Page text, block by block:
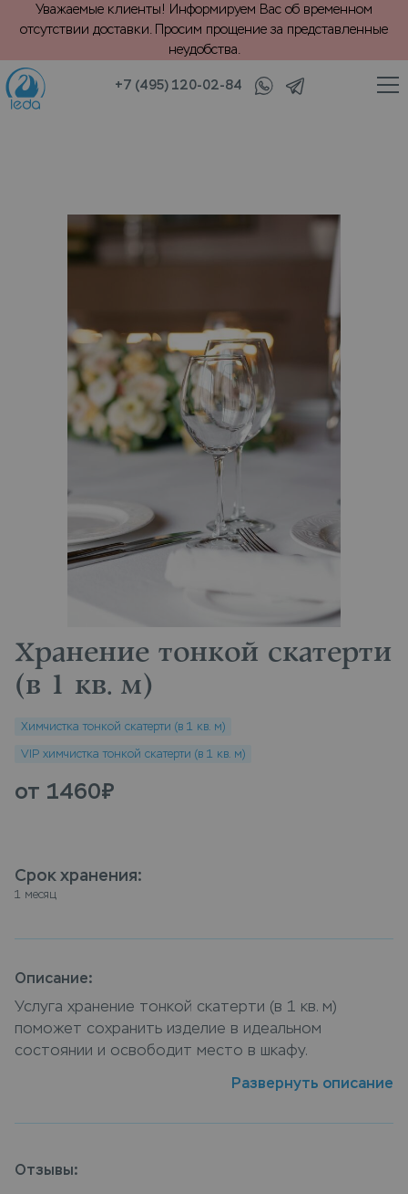
Уважаемые клиенты! Информируем Вас об временном
отсутствии доставки. Просим прощение за представленные
неудобства.
+7 (495) 120-02-84
текстиль
Хранение тонкой скатерти
(в 1 кв. м)
Химчистка тонкой скатерти (в 1 кв. м)
VIP химчистка тонкой скатерти (в 1 кв. м)
от 1460₽
Срок хранения:
1 месяц
Описание:
Услуга хранение тонкой скатерти (в 1 кв. м)
поможет сохранить изделие в идеальном
состоянии и освободит место в шкафу.
видеонаблюдением зона хранения обеспечивает
пунктах приема Leda, или закажите услугу
Развернуть описание
Отзывы: